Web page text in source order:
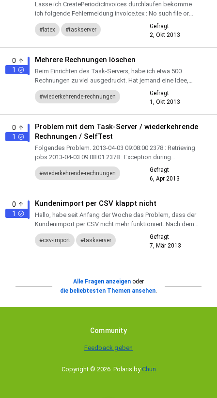
Lasse ich CreatePeriodicInvoices durchlaufen bekomme
ich folgende Fehlermeldung invoice.tex : No such file or
directory at /var/www/kivitendo-
erp/SL/BackgroundJob/CreateP...
Gefragt
2, Okt 2013
latex taskserver
0
1
Mehrere Rechnungen löschen
Beim Einrichten des Task-Servers, habe ich etwa 500
Rechnungen zu viel ausgedruckt. Hat jemand eine Idee,
wie ich die auf einmal löschen kann?
Gefragt
1, Okt 2013
wiederkehrende-rechnungen
0
1
Problem mit dem Task-Server / wiederkehrende
Rechnungen / SelfTest
Folgendes Problem. 2013-04-03 09:08:00 2378 : Retrieving
jobs 2013-04-03 09:08:01 2378 : Exception during
execution: DBI connect('host=loc alhost;port=5432','',...) f...
Gefragt
6, Apr 2013
wiederkehrende-rechnungen
0
1
Kundenimport per CSV klappt nicht
Hallo, habe seit Anfang der Woche das Problem, dass der
Kundenimport per CSV nicht mehr funktioniert. Nach dem
Klicken auf "Test und Vorschau" fängt sich der orange
Fort...
Gefragt
7, Mär 2013
csv-import taskserver
Alle Fragen anzeigen oder
die beliebtesten Themen ansehen.
Community
Feedback geben
Copyright © 2026. Polaris by Chun